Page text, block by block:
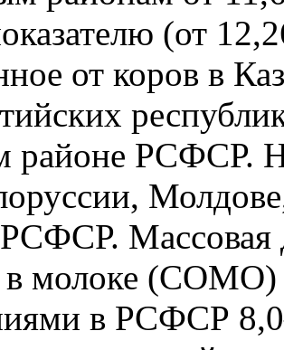
(от
от коров в
районе РСФСР.
Массовая
в молоке (СОМО)
в РСФСР